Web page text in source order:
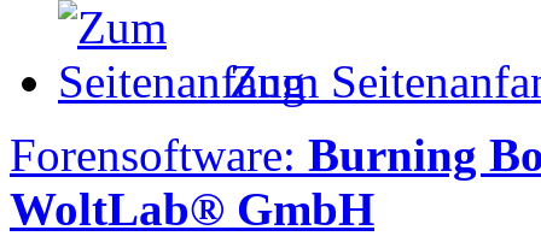
Zum
Forensoftware: Burning
WoltLab® GmbH